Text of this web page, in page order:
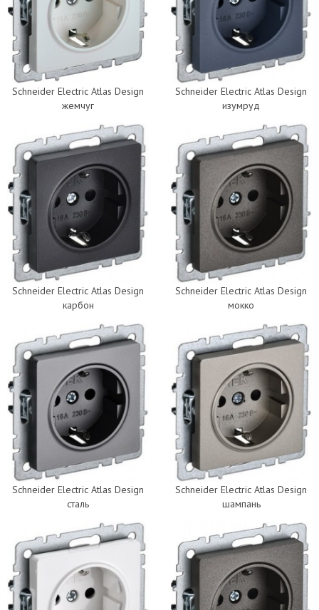
Schneider Electric Atlas Design
жемчуг
Schneider Electric Atlas Design
изумруд
Schneider Electric Atlas Design
карбон
Schneider Electric Atlas Design
мокко
Schneider Electric Atlas Design
сталь
Schneider Electric Atlas Design
шампань